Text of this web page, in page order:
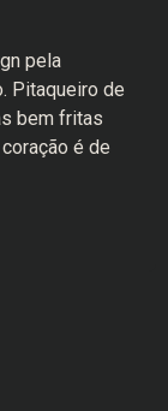
pela
Pitaqueiro de
bem fritas
é de